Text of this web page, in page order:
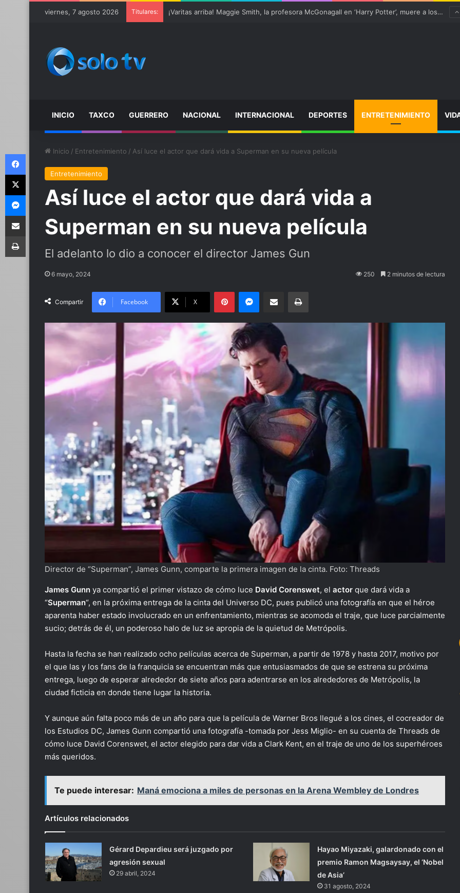
viernes, 7 agosto 2026 Titulares: Ter Stegen operado “satisfactoriamente” de una rotura completa del tendón rotuliano
INICIO TAXCO GUERRERO NACIONAL INTERNACIONAL DEPORTES ENTRETENIMIENTO
Inicio / Entretenimiento / Así luce el actor que dará vida a Superman en su nueva película
Entretenimiento
Así luce el actor que dará vida a
Superman en su nueva película
El adelanto lo dio a conocer el director James Gun
6 mayo, 2024 250 2 minutos de lectura
Compartir Facebook X
PinterestMessenger
Compartir por email Imprimir
Director de “Superman”, James Gunn, comparte la primera imagen de la cinta. Foto: Threads
James Gunn ya compartió el primer vistazo de cómo luce David Corenswet, el actor que dará vida a
“Superman“, en la próxima entrega de la cinta del Universo DC, pues publicó una fotografía en que el héroe
aparenta haber estado involucrado en un enfrentamiento, mientras se acomoda el traje, que luce parcialmente
sucio; detrás de él, un poderoso halo de luz se apropia de la quietud de Metrópolis.
Hasta la fecha se han realizado ocho películas acerca de Superman, a partir de 1978 y hasta 2017, motivo por
el que las y los fans de la franquicia se encuentran más que entusiasmados de que se estrena su próxima
entrega, luego de esperar alrededor de siete años para adentrarse en los alrededores de Metrópolis, la
ciudad ficticia en donde tiene lugar la historia.
Y aunque aún falta poco más de un año para que la película de Warner Bros llegué a los cines, el cocreador de
los Estudios DC, James Gunn compartió una fotografía -tomada por Jess Miglio- en su cuenta de Threads de
cómo luce David Corenswet, el actor elegido para dar vida a Clark Kent, en el traje de uno de los superhéroes
más queridos.
Te puede interesar: Maná emociona a miles de personas en la Arena Wembley de Londres
Artículos relacionados
Gérard Depardieu será juzgado por
agresión sexual
29 abril, 2024
Hayao Miyazaki, galardonado con el
premio Ramon Magsaysay, el ‘Nobel
de Asia’
31 agosto, 2024
Facebook
X
Messenger
Compartir por email
Imprimir